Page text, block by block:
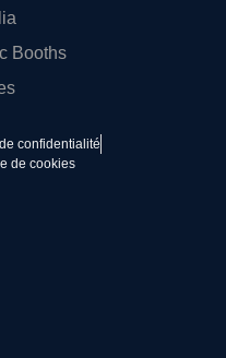
Booths
confidentialité
de cookies